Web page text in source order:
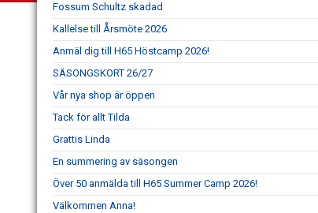
Fossum Schultz skadad
Kallelse till Årsmöte 2026
Anmäl dig till H65 Höstcamp 2026!
SÄSONGSKORT 26/27
Vår nya shop är öppen
Tack för allt Tilda
Grattis Linda
En summering av säsongen
Över 50 anmälda till H65 Summer Camp 2026!
Välkommen Anna!